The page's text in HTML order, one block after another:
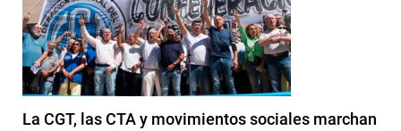
La CGT, las CTA y movimientos sociales marchan